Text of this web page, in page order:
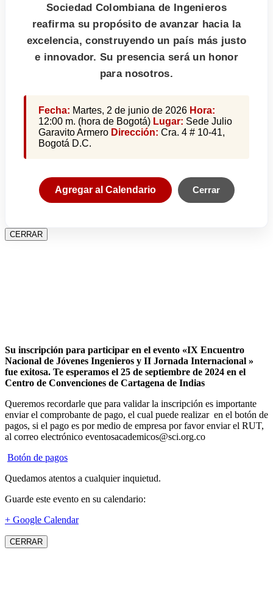
Sociedad Colombiana de Ingenieros
reafirma su propósito de avanzar hacia la
excelencia, construyendo un país más justo
e innovador. Su presencia será un honor
para nosotros.
Fecha: Martes, 2 de junio de 2026 Hora:
12:00 m. (hora de Bogotá) Lugar: Sede Julio
Garavito Armero Dirección: Cra. 4 # 10-41,
Bogotá D.C.
Agregar al Calendario Cerrar
CERRAR
Su inscripción para participar en el evento «IX Encuentro
Nacional de Jóvenes Ingenieros y II Jornada Internacional »
fue exitosa. Te esperamos el 25 de septiembre de 2024 en el
Centro de Convenciones de Cartagena de Indias
Queremos recordarle que para validar la inscripción es importante
enviar el comprobante de pago, el cual puede realizar en el botón de
pagos, si el pago es por medio de empresa por favor enviar el RUT,
al correo electrónico eventosacademicos@sci.org.co
Botón de pagos
Quedamos atentos a cualquier inquietud.
Guarde este evento en su calendario:
+ Google Calendar
CERRAR